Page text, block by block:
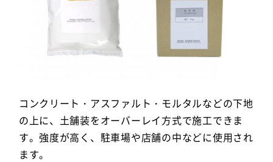
コンクリート・アスファルト・モルタルなどの下地
の上に、土舗装をオーバーレイ方式で施工できま
す。強度が高く、駐車場や店舗の中などに使用され
ます。